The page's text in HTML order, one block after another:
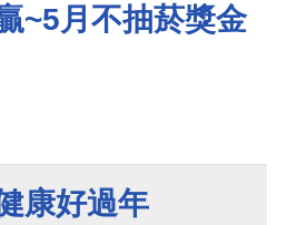
~5月不抽菸獎金
康好過年